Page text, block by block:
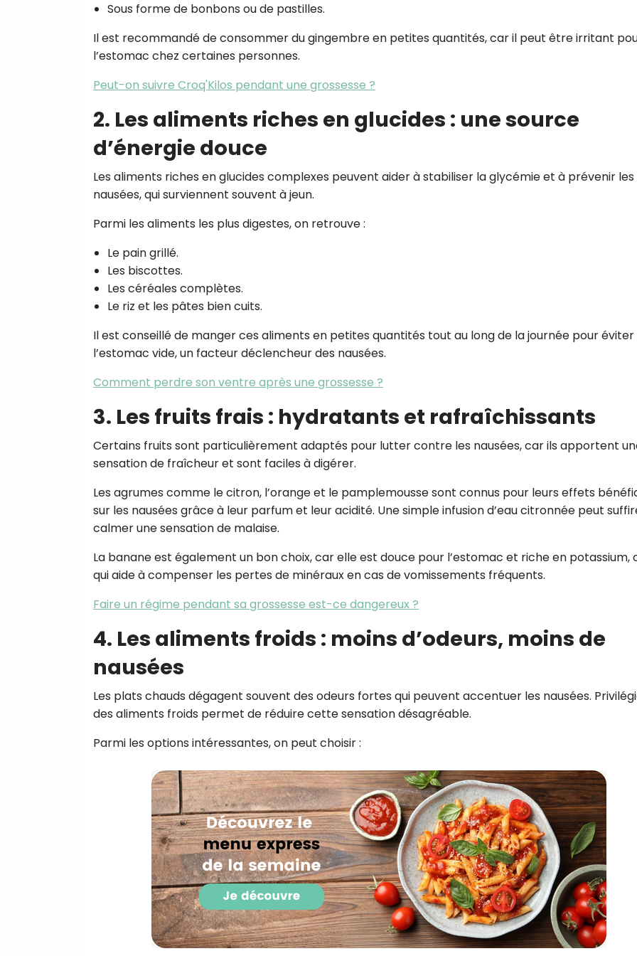
Sous forme de bonbons ou de pastilles.
Il est recommandé de consommer du gingembre en petites quantités, car il peut être irritant
l’estomac chez certaines personnes.
Peut-on suivre Croq'Kilos pendant une grossesse ?
2. Les aliments riches en glucides : une source
d’énergie douce
Les aliments riches en glucides complexes peuvent aider à stabiliser la glycémie et à prévenir les
nausées, qui surviennent souvent à jeun.
Parmi les aliments les plus digestes, on retrouve :
Le pain grillé.
Les biscottes.
Les céréales complètes.
Le riz et les pâtes bien cuits.
Il est conseillé de manger ces aliments en petites quantités tout au long de la journée pour éviter
l’estomac vide, un facteur déclencheur des nausées.
Comment perdre son ventre après une grossesse ?
3. Les fruits frais : hydratants et rafraîchissants
Certains fruits sont particulièrement adaptés pour lutter contre les nausées, car ils apportent
sensation de fraîcheur et sont faciles à digérer.
Les agrumes comme le citron, l’orange et le pamplemousse sont connus pour leurs effets
sur les nausées grâce à leur parfum et leur acidité. Une simple infusion d’eau citronnée peut
calmer une sensation de malaise.
La banane est également un bon choix, car elle est douce pour l’estomac et riche en potassium,
qui aide à compenser les pertes de minéraux en cas de vomissements fréquents.
Faire un régime pendant sa grossesse est-ce dangereux ?
4. Les aliments froids : moins d’odeurs, moins de
nausées
Les plats chauds dégagent souvent des odeurs fortes qui peuvent accentuer les nausées.
des aliments froids permet de réduire cette sensation désagréable.
Parmi les options intéressantes, on peut choisir :